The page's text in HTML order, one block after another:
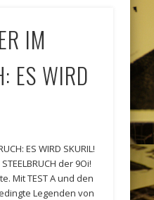
IM
ES WIRD
ES WIRD SKURIL!
der 9Oi!
Mit TEST A und den
Legenden von